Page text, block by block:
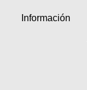
Información